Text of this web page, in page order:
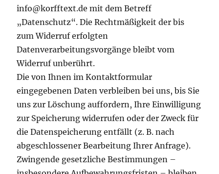
info@korfftext.de mit dem Betreff
„Datenschutz“. Die Rechtmäßigkeit der bis
zum Widerruf erfolgten
Datenverarbeitungsvorgänge bleibt vom
Widerruf unberührt.
Die von Ihnen im Kontaktformular
eingegebenen Daten verbleiben bei uns, bis Sie
uns zur Löschung auffordern, Ihre Einwilligung
zur Speicherung widerrufen oder der Zweck für
die Datenspeicherung entfällt (z. B. nach
abgeschlossener Bearbeitung Ihrer Anfrage).
Zwingende gesetzliche Bestimmungen –